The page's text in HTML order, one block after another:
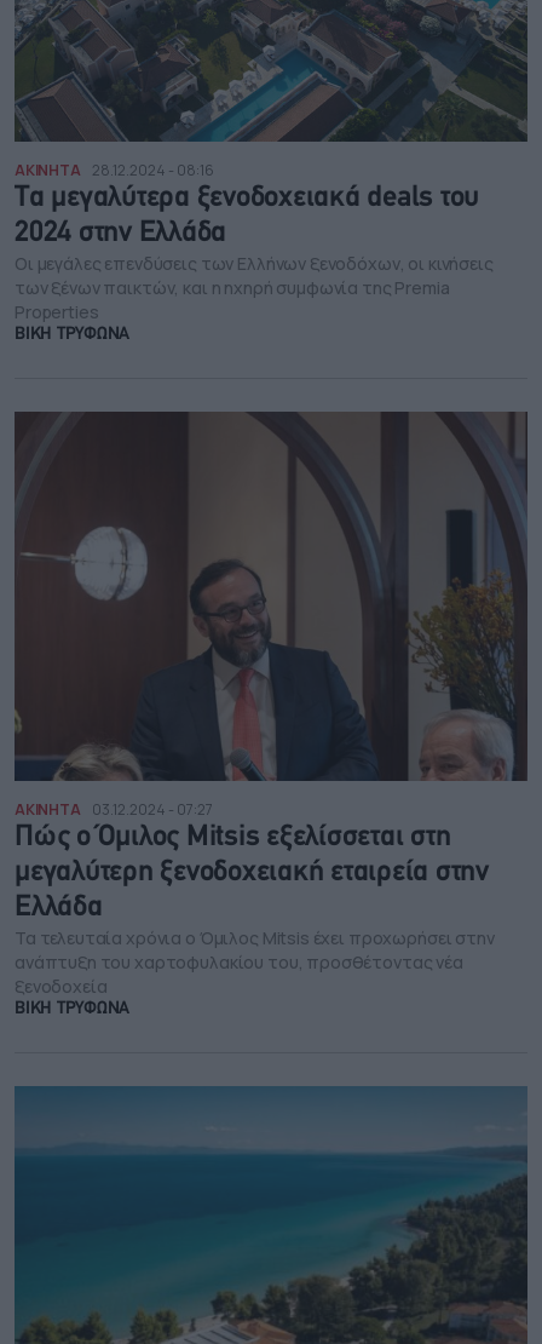
ΑΚΙΝΗΤΑ 28.12.2024 - 08:16
Τα μεγαλύτερα ξενοδοχειακά deals του
2024 στην Ελλάδα
Οι μεγάλες επενδύσεις των Ελλήνων ξενοδόχων, οι κινήσεις
των ξένων παικτών, και η ηχηρή συμφωνία της Premia
Properties
ΒΙΚΗ ΤΡΥΦΩΝΑ
ΑΚΙΝΗΤΑ 03.12.2024 - 07:27
Πώς ο Όμιλος Mitsis εξελίσσεται στη
μεγαλύτερη ξενοδοχειακή εταιρεία στην
Ελλάδα
Τα τελευταία χρόνια ο Όμιλος Mitsis έχει προχωρήσει στην
ανάπτυξη του χαρτοφυλακίου του, προσθέτοντας νέα
ξενοδοχεία
ΒΙΚΗ ΤΡΥΦΩΝΑ